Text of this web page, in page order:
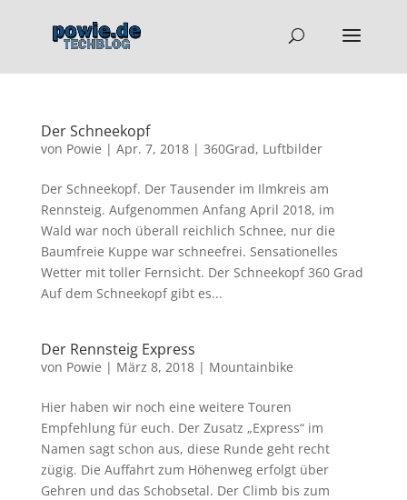
Der Schneekopf
von Powie | Apr. 7, 2018| 360Grad, Luftbilder
Der Schneekopf. Der Tausender im Ilmkreis am
Rennsteig. Aufgenommen Anfang April 2018, im
Wald war noch überall reichlich Schnee, nur die
Baumfreie Kuppe war schneefrei. Sensationelles
Wetter mit toller Fernsicht. Der Schneekopf 360 Grad
Auf dem Schneekopf gibt es...
Der Rennsteig Express
von Powie | März 8, 2018| Mountainbike
Hier haben wir noch eine weitere Touren
Empfehlung für euch. Der Zusatz „Express“ im
Namen sagt schon aus, diese Runde geht recht
zügig. Die Auffahrt zum Höhenweg erfolgt über
Gehren und das Schobsetal. Der Climb bis zum